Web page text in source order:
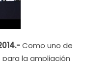
Como uno de
la ampliación